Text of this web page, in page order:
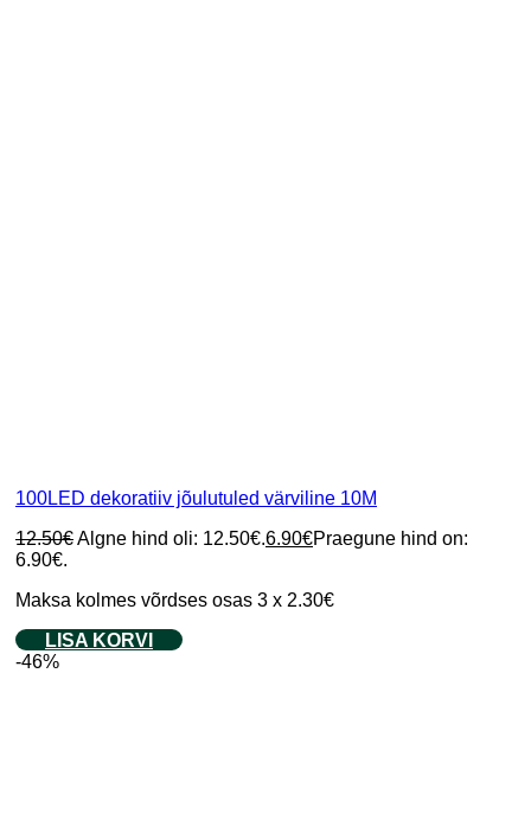
100LED dekoratiiv jõulutuled värviline 10M
12.50€Algne hind oli: 12.50€.6.90€Praegune hind on:
6.90€.
Maksa kolmes võrdses osas 3 x 2.30€
LISA KORVI
-46%